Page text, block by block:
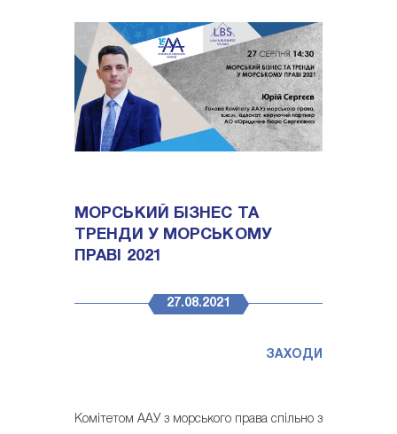
МОРСЬКИЙ БІЗНЕС ТА
ТРЕНДИ У МОРСЬКОМУ
ПРАВІ 2021
27.08.2021
ЗАХОДИ
Комітетом ААУ з морського права спільно з